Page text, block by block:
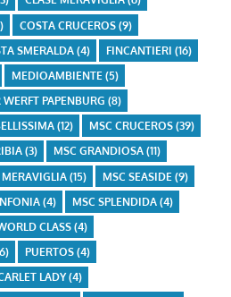
COSTA CRUCEROS(9)
SMERALDA(4) FINCANTIERI (16)
MEDIOAMBIENTE (5)
WERFT PAPENBURG (8)
(12) MSC CRUCEROS(39)
(3) MSC GRANDIOSA(11)
MERAVIGLIA(15) MSC SEASIDE (9)
(4) MSC SPLENDIDA(4)
CLASS(4)
PUERTOS(4)
LADY(4)